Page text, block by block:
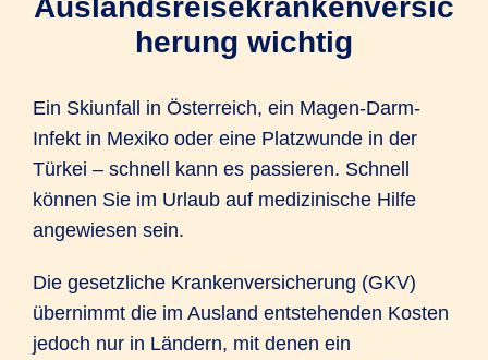
Auslandsreisekrankenversic
herung wichtig
Ein Skiunfall in Österreich, ein Magen-Darm-
Infekt in Mexiko oder eine Platzwunde in der
Türkei – schnell kann es passieren. Schnell
können Sie im Urlaub auf medizinische Hilfe
angewiesen sein.
Die gesetzliche Krankenversicherung (GKV)
übernimmt die im Ausland entstehenden Kosten
jedoch nur in Ländern, mit denen ein